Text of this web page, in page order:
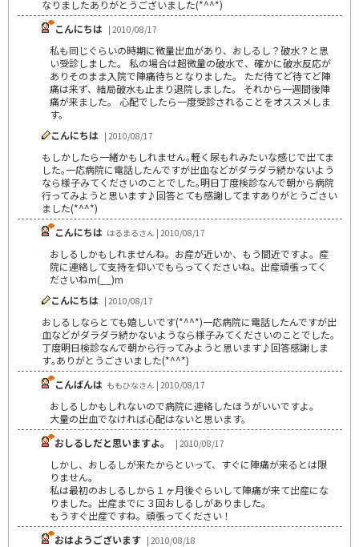
なりましたありがとうございました(*^^*)
こんにちは | 2010/08/17
私も同じぐらいの時期に微量出血があり、おしるし？破水？と思
い受診しました。 私の場合は超微量の破水で、確かに破水反応が
ありそのまま入院で陣痛待ちとなりました。 ただ待てど待てど陣
痛は来ず、結局破水も止まり退院しました。 それから一週間後陣
痛が来ました。 心配でしたら一度受診されることをオススメしま
す。
こんにちは | 2010/08/17
もしかしたら一緒かもしれません｡軽く尿もれみたいな感じで出てま
した｡一応病院に電話したんですが出血などがダラダラ続かないよう
なら様子みてくださいのことでした｡明日丁度検診なんで朝から病院
行ってみようと思います♪回答とても感謝してますありがとうごさい
ました(*^^*)
こんにちは はるまるさん | 2010/08/17
おしるしかもしれませんね。お産が近いか、もう間近ですよ。産
院に連絡して支持を仰いでもらってくださいね。出産頑張ってく
ださいねm(__)m
こんにちは | 2010/08/17
おしるしならとても嬉しいです(*^^*)一応病院に電話したんですが出
血などがダラダラ続かないようなら様子みてくださいのことでした｡
丁度明日検診なんで朝から行ってみようと思います♪回答感謝しま
す｡ありがとうごさいました(*^^*)
こんばんは ももひなさん | 2010/08/17
おしるしかもしれないので病院に連絡したほうがいいですよ。
大量の出血でなければ心配はないと思います。
おしるしだと思いますよ。
| 2010/08/17
しかし、おしるしが来たからといって、すぐに陣痛が来るとは限
りません。
私は最初のおしるしから１ヶ月後ぐらいして陣痛が来て出産にな
りました。出産までに３回おしるしがありました。
もうすぐ出産ですね。頑張ってください！
おはようございます | 2010/08/18